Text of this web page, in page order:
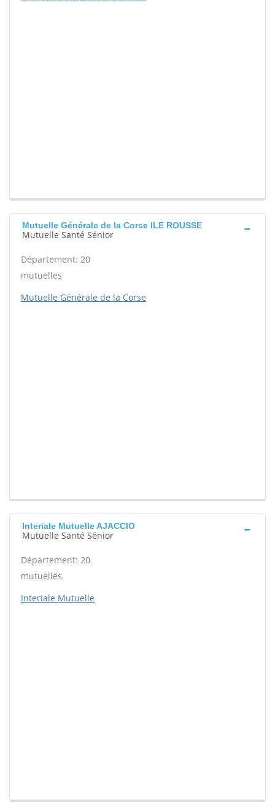
Mutuelle Générale de la Corse ILE ROUSSE
Mutuelle Santé Sénior
Département: 20
mutuelles
Mutuelle Générale de la Corse
Interiale Mutuelle AJACCIO
Mutuelle Santé Sénior
Département: 20
mutuelles
Interiale Mutuelle